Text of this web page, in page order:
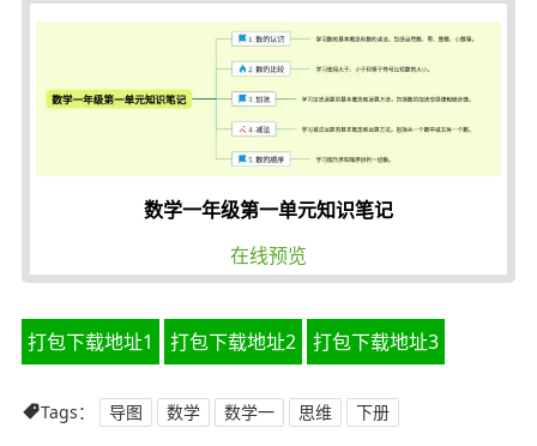
数学一年级第一单元知识笔记
在线预览
打包下载地址1 打包下载地址2 打包下载地址3
Tags： 导图 数学 数学一 思维 下册